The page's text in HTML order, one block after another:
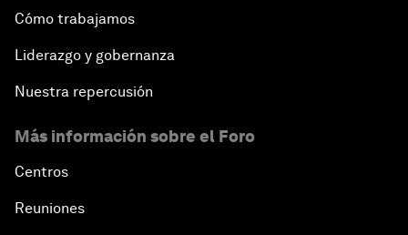
Cómo trabajamos
Liderazgo y gobernanza
Nuestra repercusión
Más información sobre el Foro
Centros
Reuniones